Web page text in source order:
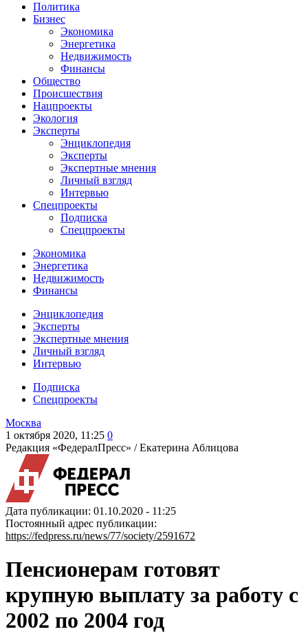
Политика
Бизнес
Экономика
Энергетика
Недвижимость
Финансы
Общество
Происшествия
Нацпроекты
Экология
Эксперты
Энциклопедия
Эксперты
Экспертные мнения
Личный взгляд
Интервью
Спецпроекты
Подписка
Спецпроекты
Экономика
Энергетика
Недвижимость
Финансы
Энциклопедия
Эксперты
Экспертные мнения
Личный взгляд
Интервью
Подписка
Спецпроекты
Москва
1 октября 2020, 11:25 0
Редакция «ФедералПресс» /Екатерина Аблицова
Дата публикации: 01.10.2020 - 11:25
Постоянный адрес публикации:
https://fedpress.ru/news/77/society/2591672
Пенсионерам готовят
крупную выплату за работу с
2002 по 2004 год